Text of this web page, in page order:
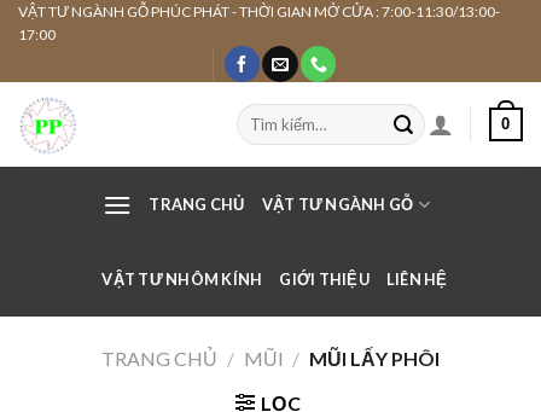
SkipVẬT TƯ NGÀNH GỖ PHÚC PHÁT - THỜI GIAN MỞ CỬA : 7:00-11:30/13:00-
17:00
Tìm
kiếm:
0
TRANG CHỦ VẬT TƯ NGÀNH GỖ
VẬT TƯ NHÔM KÍNH GIỚI THIỆU LIÊN HỆ
TRANG CHỦ / MŨI / MŨI LẤY PHÔI
LỌC